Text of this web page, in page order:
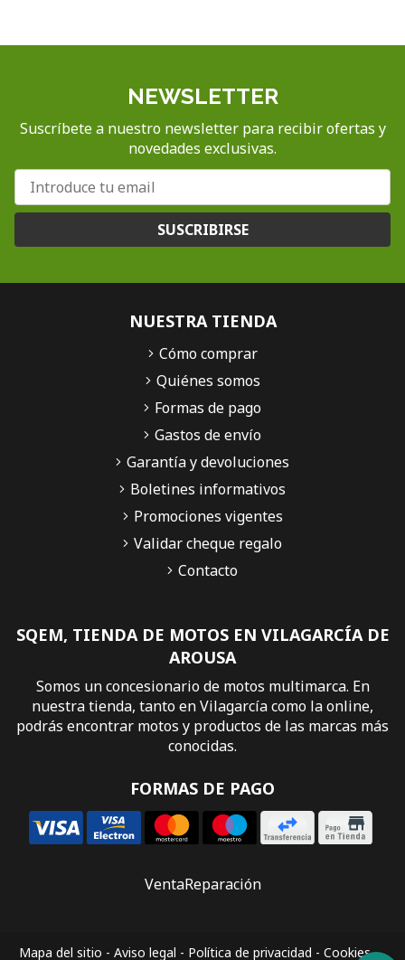
NEWSLETTER
Suscríbete a nuestro newsletter para recibir ofertas y
novedades exclusivas.
SUSCRIBIRSE
SQEM, TIENDA DE MOTOS EN VILAGARCÍA DE
AROUSA
Somos un concesionario de motos multimarca. En
nuestra tienda, tanto en Vilagarcía como la online,
podrás encontrar motos y productos de las marcas más
conocidas.
FORMAS DE PAGO
NUESTRA TIENDA
Cómo comprar
Quiénes somos
Formas de pago
Gastos de envío
Garantía y devoluciones
Boletines informativos
Promociones vigentes
Validar cheque regalo
Contacto
VentaReparación
Mapa del sitio - Aviso legal - Política de privacidad - Cookies-